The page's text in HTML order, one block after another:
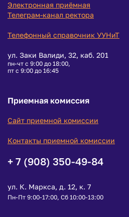
Электронная приёмная
Телеграм-канал ректора
Телефонный справочник УУНиТ
ул. Заки Валиди, 32, каб. 201
пн-чт с 9:00 до 18:00,
пт с 9:00 до 16:45
Приемная комиссия
Сайт приемной комиссии
Контакты приемной комиссии
+ 7 (908) 350-49-84
ул. К. Маркса, д. 12, к. 7
Пн-Пт 9:00-17:00, Сб 10:00-13:00